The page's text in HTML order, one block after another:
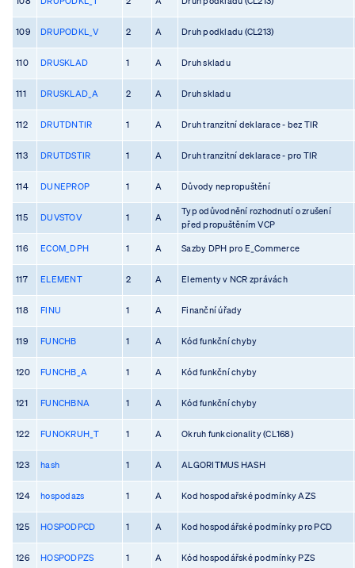
109 DRUPODKL_V 2 A Druh podkladu (CL213)
110 DRUSKLAD 1 A Druh skladu
111 DRUSKLAD_A 2 A Druh skladu
112 DRUTDNTIR 1 A Druh tranzitní deklarace - bez TIR
113 DRUTDSTIR 1 A Druh tranzitní deklarace - pro TIR
114 DUNEPROP 1 A Důvody nepropuštění
115 DUVSTOV 1 A
Typ odůvodnění rozhodnutí o zrušení
před propuštěním VCP
116 ECOM_DPH 1 A Sazby DPH pro E_Commerce
117 ELEMENT 2 A Elementy v NCR zprávách
118 FINU 1 A Finanční úřady
119 FUNCHB 1 A Kód funkční chyby
120 FUNCHB_A 1 A Kód funkční chyby
121 FUNCHBNA 1 A Kód funkční chyby
122 FUNOKRUH_T 1 A Okruh funkcionality (CL168)
123 hash 1 A ALGORITMUS HASH
124 hospodazs 1 A Kod hospodařské podmínky AZS
125 HOSPODPCD 1 A Kod hospodářské podmínky pro PCD
126 HOSPODPZS 1 A Kód hospodářské podmínky PZS